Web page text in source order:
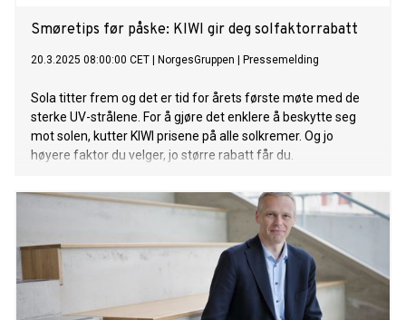
Smøretips før påske: KIWI gir deg solfaktorrabatt
20.3.2025 08:00:00 CET NorgesGruppen Pressemelding
Sola titter frem og det er tid for årets første møte med de
sterke UV-strålene. For å gjøre det enklere å beskytte seg
mot solen, kutter KIWI prisene på alle solkremer. Og jo
høyere faktor du velger, jo større rabatt får du.